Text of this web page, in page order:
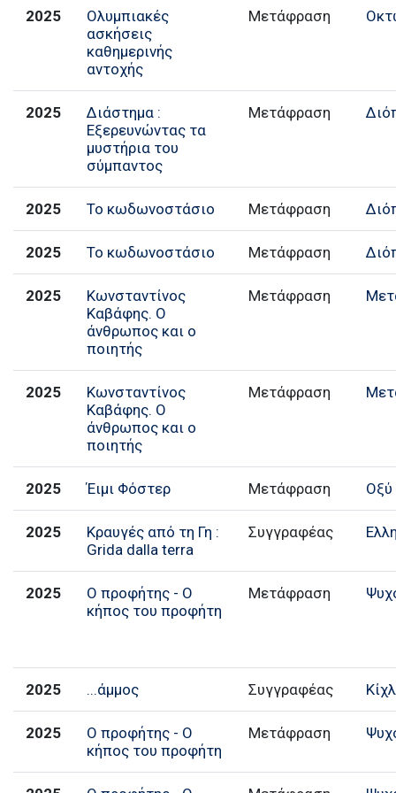
2025
Ολυμπιακές
ασκήσεις
καθημερινής
αντοχής
Μετάφραση
2025
Διάστημα :
Εξερευνώντας τα
μυστήρια του
σύμπαντος
Μετάφραση
2025 Το κωδωνοστάσιο Μετάφραση
2025 Το κωδωνοστάσιο Μετάφραση
2025
Κωνσταντίνος
Καβάφης. Ο
άνθρωπος και ο
ποιητής
Μετάφραση
2025
Κωνσταντίνος
Καβάφης. Ο
άνθρωπος και ο
ποιητής
Μετάφραση
2025 Έιμι Φόστερ Μετάφραση Οξύ
2025
Κραυγές από τη Γη :
Grida dalla terra
Συγγραφέας
2025
Ο προφήτης - Ο
κήπος του προφήτη
Μετάφραση
2025 ...άμμος Συγγραφέας
2025
Ο προφήτης - Ο
κήπος του προφήτη
Μετάφραση